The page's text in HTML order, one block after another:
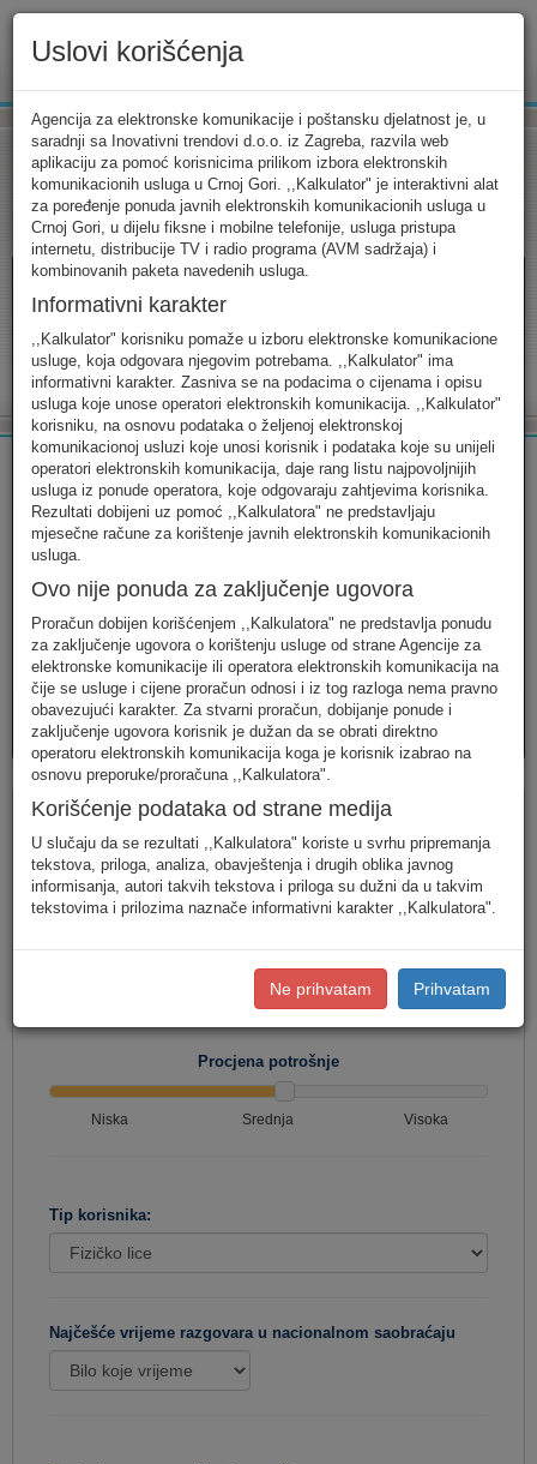
Tarifni kalkulator Uslovi korišćenja Kontakt
Tarifni kalkulator
Odaberite usluge koje koristite, popunite sva potrebna polja i
izaberite za sebe ono najbolje...
FIKSNA MOBILNA INTERNET
AVM
usluge
PAKETI
usluga
Fiksna telefonija
Jednostavan unos
(Za jednostavan unos raspodjela
korisnika u Crnoj Gori.)
(Za definisanje raspodjele saobraćaja prema
konkretnim destinacijama, koristite detaljan unos potrošnje.)
Procjena potrošnje
Niska Srednja Visoka
Tip korisnika:
Najčešće vrijeme razgovara u nacionalnom saobraćaju
Uslovi korišćenja
Agencija za elektronske komunikacije i poštansku djelatnost je, u
saradnji sa Inovativni trendovi d.o.o. iz Zagreba, razvila web
aplikaciju za pomoć korisnicima prilikom izbora elektronskih
komunikacionih usluga u Crnoj Gori. ,,Kalkulator" je interaktivni alat
za poređenje ponuda javnih elektronskih komunikacionih usluga u
Crnoj Gori, u dijelu fiksne i mobilne telefonije, usluga pristupa
internetu, distribucije TV i radio programa (AVM sadržaja) i
kombinovanih paketa navedenih usluga.
Informativni karakter
,,Kalkulator" korisniku pomaže u izboru elektronske komunikacione
usluge, koja odgovara njegovim potrebama. ,,Kalkulator" ima
informativni karakter. Zasniva se na podacima o cijenama i opisu
usluga koje unose operatori elektronskih komunikacija. ,,Kalkulator"
korisniku, na osnovu podataka o željenoj elektronskoj
komunikacionoj usluzi koje unosi korisnik i podataka koje su unijeli
operatori elektronskih komunikacija, daje rang listu najpovoljnijih
usluga iz ponude operatora, koje odgovaraju zahtjevima korisnika.
Rezultati dobijeni uz pomoć ,,Kalkulatora" ne predstavljaju
mjesečne račune za korištenje javnih elektronskih komunikacionih
usluga.
Ovo nije ponuda za zaključenje ugovora
Proračun dobijen korišćenjem ,,Kalkulatora" ne predstavlja ponudu
za zaključenje ugovora o korištenju usluge od strane Agencije za
elektronske komunikacije ili operatora elektronskih komunikacija na
čije se usluge i cijene proračun odnosi i iz tog razloga nema pravno
obavezujući karakter. Za stvarni proračun, dobijanje ponude i
zaključenje ugovora korisnik je dužan da se obrati direktno
operatoru elektronskih komunikacija koga je korisnik izabrao na
osnovu preporuke/proračuna ,,Kalkulatora".
Korišćenje podataka od strane medija
U slučaju da se rezultati ,,Kalkulatora" koriste u svrhu pripremanja
tekstova, priloga, analiza, obavještenja i drugih oblika javnog
informisanja, autori takvih tekstova i priloga su dužni da u takvim
tekstovima i prilozima naznače informativni karakter ,,Kalkulatora".
Ne prihvatam Prihvatam